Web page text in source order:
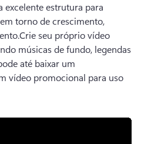
estrutura para
torno de crescimento,
Crie seu próprio vídeo
músicas de fundo, legendas
até baixar um
vídeo promocional para uso